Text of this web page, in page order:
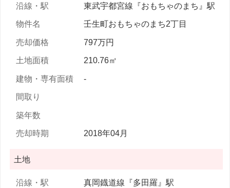
東武宇都宮線『おもちゃのまち』駅
壬生町おもちゃのまち2丁目
797万円
210.76㎡
-
2018年04月
土地
真岡鐡道線『多田羅』駅